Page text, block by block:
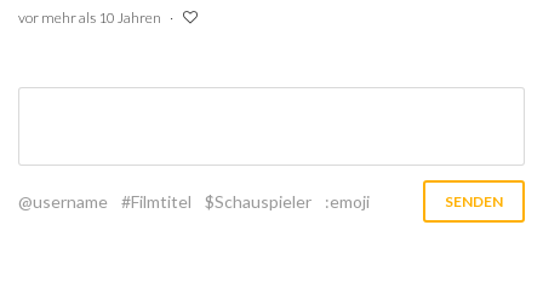
vor mehr als 10 Jahren
@username #Filmtitel $Schauspieler :emoji